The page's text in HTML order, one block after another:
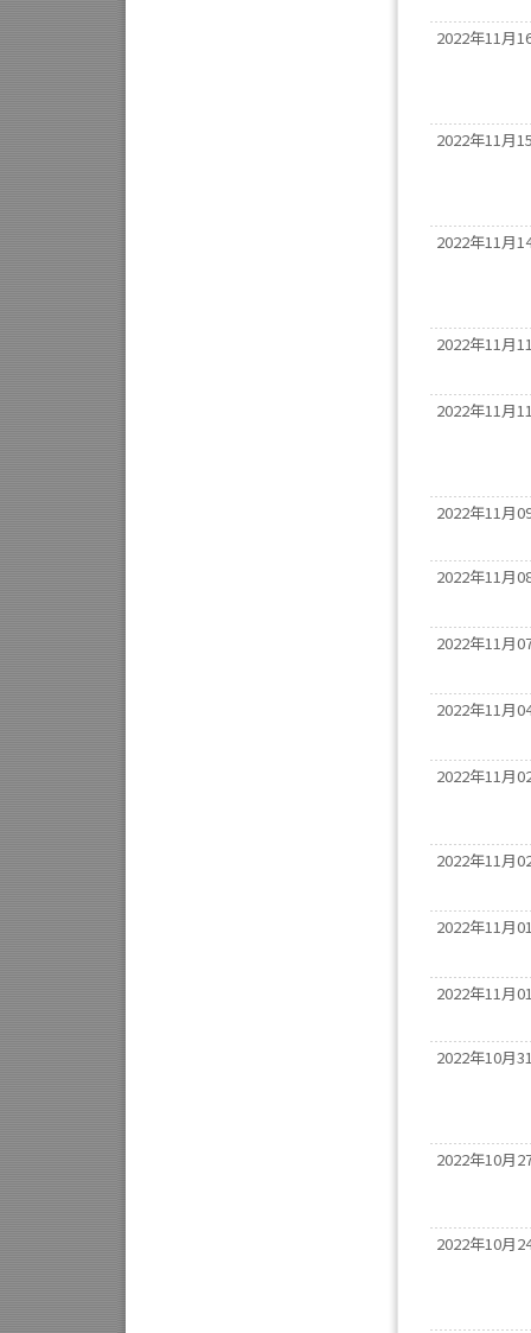
2022年11月
2022年11月
2022年11月
2022年11月
2022年11月
2022年11月
2022年11月
2022年11月
2022年11月
2022年11月
2022年11月
2022年11月
2022年11月
2022年10月
2022年10月
2022年10月